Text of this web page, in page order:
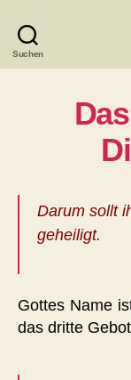
Suchen
Darum sollt
geheiligt.
Gottes Name
das dritte